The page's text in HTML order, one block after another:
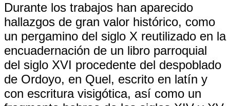
Durante los trabajos han aparecido
hallazgos de gran valor histórico, como
un pergamino del siglo X reutilizado en la
encuadernación de un libro parroquial
del siglo XVI procedente del despoblado
de Ordoyo, en Quel, escrito en latín y
con escritura visigótica, así como un